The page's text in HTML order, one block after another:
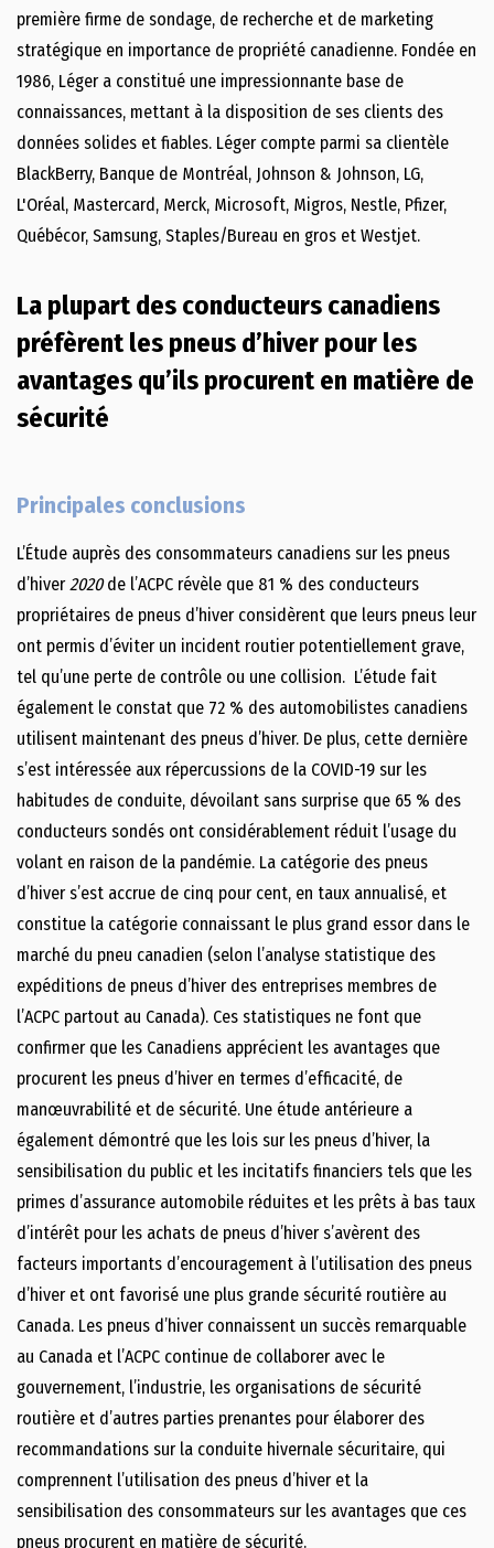
première firme de sondage, de recherche et de marketing
stratégique en importance de propriété canadienne. Fondée en
1986, Léger a constitué une impressionnante base de
connaissances, mettant à la disposition de ses clients des
données solides et fiables. Léger compte parmi sa clientèle
BlackBerry, Banque de Montréal, Johnson & Johnson, LG,
L'Oréal, Mastercard, Merck, Microsoft, Migros, Nestle, Pfizer,
Québécor, Samsung, Staples/Bureau en gros et Westjet.
La plupart des conducteurs canadiens
préfèrent les pneus d’hiver pour les
avantages qu’ils procurent en matière de
sécurité
Principales conclusions
L’Étude auprès des consommateurs canadiens sur les pneus
d’hiver2020de l’ACPC révèle que 81 % des conducteurs
propriétaires de pneus d’hiver considèrent que leurs pneus leur
ont permis d’éviter un incident routier potentiellement grave,
tel qu’une perte de contrôle ou une collision. L’étude fait
également le constat que 72 % des automobilistes canadiens
utilisent maintenant des pneus d’hiver. De plus, cette dernière
s’est intéressée aux répercussions de la COVID-19 sur les
habitudes de conduite, dévoilant sans surprise que 65 % des
conducteurs sondés ont considérablement réduit l’usage du
volant en raison de la pandémie. La catégorie des pneus
d’hiver s’est accrue de cinq pour cent, en taux annualisé, et
constitue la catégorie connaissant le plus grand essor dans le
marché du pneu canadien (selon l’analyse statistique des
expéditions de pneus d’hiver des entreprises membres de
l’ACPC partout au Canada). Ces statistiques ne font que
confirmer que les Canadiens apprécient les avantages que
procurent les pneus d’hiver en termes d’efficacité, de
manœuvrabilité et de sécurité. Une étude antérieure a
également démontré que les lois sur les pneus d’hiver, la
sensibilisation du public et les incitatifs financiers tels que les
primes d’assurance automobile réduites et les prêts à bas taux
d’intérêt pour les achats de pneus d’hiver s’avèrent des
facteurs importants d’encouragement à l’utilisation des pneus
d’hiver et ont favorisé une plus grande sécurité routière au
Canada. Les pneus d’hiver connaissent un succès remarquable
au Canada et l’ACPC continue de collaborer avec le
gouvernement, l’industrie, les organisations de sécurité
routière et d’autres parties prenantes pour élaborer des
recommandations sur la conduite hivernale sécuritaire, qui
comprennent l’utilisation des pneus d’hiver et la
sensibilisation des consommateurs sur les avantages que ces
pneus procurent en matière de sécurité.